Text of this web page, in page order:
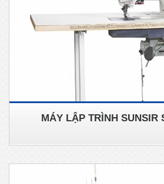
MÁY LẬP TRÌNH SUNSIR